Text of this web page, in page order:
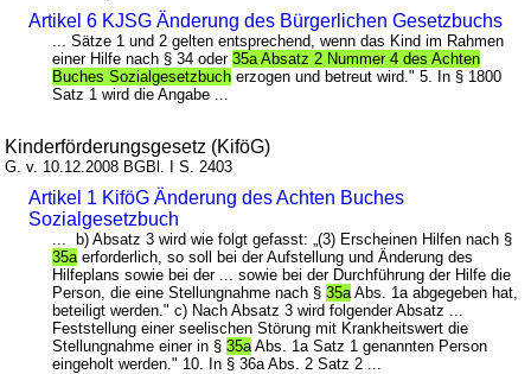
Artikel 6 KJSG Änderung des Bürgerlichen Gesetzbuchs
... Sätze 1 und 2 gelten entsprechend, wenn das Kind im Rahmen
einer Hilfe nach § 34 oder35a Absatz 2 Nummer 4 des Achten
Buches Sozialgesetzbuch erzogen und betreut wird." 5. In § 1800
Satz 1 wird die Angabe ...
Kinderförderungsgesetz (KiföG)
G. v. 10.12.2008 BGBl. I S. 2403
Artikel 1 KiföG Änderung des Achten Buches
Sozialgesetzbuch
... b) Absatz 3 wird wie folgt gefasst: „(3) Erscheinen Hilfen nach §
35a erforderlich, so soll bei der Aufstellung und Änderung des
Hilfeplans sowie bei der ... sowie bei der Durchführung der Hilfe die
Person, die eine Stellungnahme nach §35a Abs. 1a abgegeben hat,
beteiligt werden." c) Nach Absatz 3 wird folgender Absatz ...
Feststellung einer seelischen Störung mit Krankheitswert die
Stellungnahme einer in §35a Abs. 1a Satz 1 genannten Person
eingeholt werden." 10. In § 36a Abs. 2 Satz 2 ...